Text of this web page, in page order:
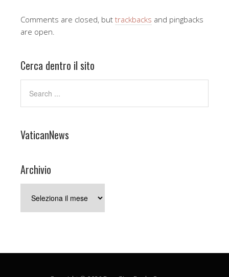
Comments are closed, but trackbacks and pingbacks
are open.
Cerca dentro il sito
VaticanNews
Archivio